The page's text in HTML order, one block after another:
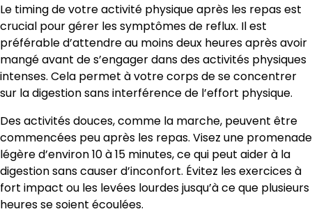
Le timing de votre activité physique après les repas est
crucial pour gérer les symptômes de reflux. Il est
préférable d’attendre au moins deux heures après avoir
mangé avant de s’engager dans des activités physiques
intenses. Cela permet à votre corps de se concentrer
sur la digestion sans interférence de l’effort physique.
Des activités douces, comme la marche, peuvent être
commencées peu après les repas. Visez une promenade
légère d’environ 10 à 15 minutes, ce qui peut aider à la
digestion sans causer d’inconfort. Évitez les exercices à
fort impact ou les levées lourdes jusqu’à ce que plusieurs
heures se soient écoulées.